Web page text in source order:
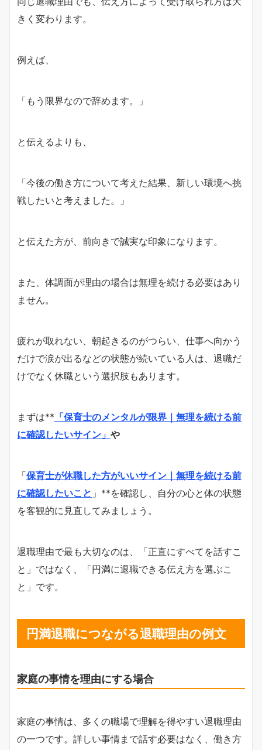
きく変わります。
例えば、
「もう限界なので辞めます。」
と伝えるよりも、
「今後の働き方について考えた結果、新しい環境へ挑
戦したいと考えました。」
と伝えた方が、前向きで誠実な印象になります。
また、体調面が理由の場合は無理を続ける必要はあり
ません。
疲れが取れない、朝起きるのがつらい、仕事へ向かう
だけで涙が出るなどの状態が続いている人は、退職だ
けでなく休職という選択肢もあります。
まずは** 「保育士のメンタルが限界｜無理を続ける前
に確認したいサイン」 や
「保育士が休職した方がいいサイン｜無理を続ける前
に確認したいこと 」**を確認し、自分の心と体の状態
を客観的に見直してみましょう。
退職理由で最も大切なのは、「正直にすべてを話すこ
と」ではなく、「円満に退職できる伝え方を選ぶこ
と」です。
円満退職につながる退職理由の例文
家庭の事情を理由にする場合
家庭の事情は、多くの職場で理解を得やすい退職理由
の一つです。詳しい事情まで話す必要はなく、働き方